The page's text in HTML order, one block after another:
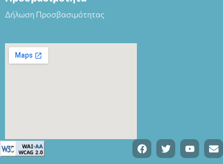
Δήλωση Προσβασιμότητας